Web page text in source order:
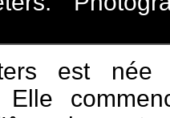
est née
Elle